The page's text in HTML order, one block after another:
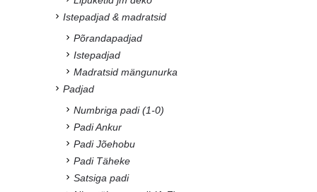
Istepadjad & madratsid
Põrandapadjad
Istepadjad
Madratsid mängunurka
Padjad
Numbriga padi (1-0)
Padi Ankur
Padi Jõehobu
Padi Täheke
Satsiga padi